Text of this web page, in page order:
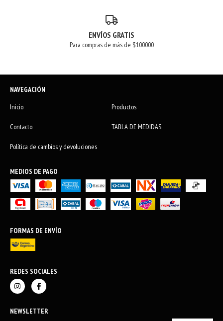
ENVÍOS GRATIS
Para compras de más de $100000
NAVEGACIÓN
Inicio
Productos
Contacto TABLA DE MEDIDAS
Política de cambios y devoluciones
MEDIOS DE PAGO
FORMAS DE ENVÍO
REDES SOCIALES
NEWSLETTER